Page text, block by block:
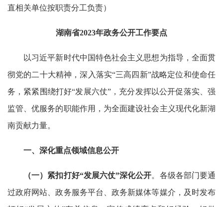
直相关单位按职责分工负责）
湖南省2023年政务公开工作要点
以习近平新时代中国特色社会主义思想为指导，全面贯
彻党的二十大精神，深入落实“三高四新”战略定位和使命任
务，紧紧围绕打好“发展六仗”，充分发挥以公开促落实、强
监管、优服务的职能作用，为全面建设社会主义现代化新湖
南贡献力量。
一、深化重点领域信息公开
（一）紧扣打好“发展六仗”深化公开。各级各部门要通
过政府网站、政务服务平台、政务新媒体等媒介，及时发布